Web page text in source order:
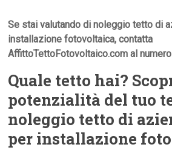
Se stai valutando di noleggio tetto di
installazione fotovoltaica, contatta
AffittoTettoFotovoltaico.com al
Quale tetto hai?
potenzialità del tuo
noleggio tetto di
per installazione